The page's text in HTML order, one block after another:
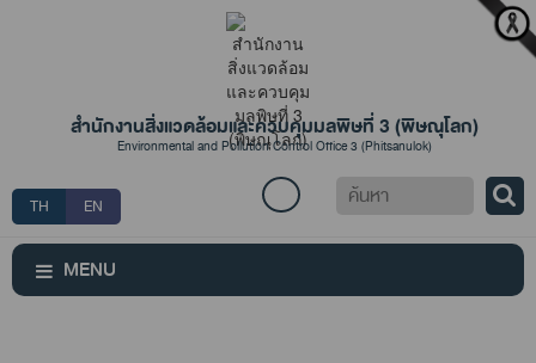
สำนักงานสิ่งแวดล้อมและควบคุมมลพิษที่ 3 (พิษณุโลก)
Environmental and Pollution Control Office 3 (Phitsanulok)
TH EN
ค้นหา
MENU